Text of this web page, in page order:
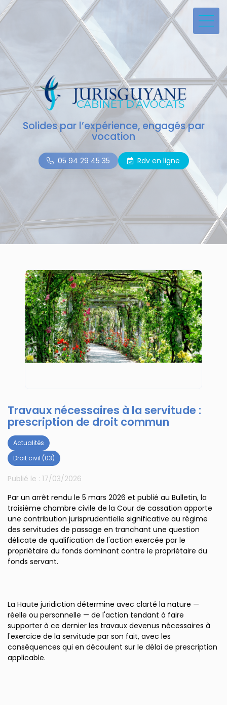
Solides par l’expérience, engagés par
vocation
05 94 29 45 35 Rdv en ligne
Travaux nécessaires à la servitude :
prescription de droit commun
Publié le : 17/03/2026
Actualités
Droit civil (03)
Par un arrêt rendu le 5 mars 2026 et publié au Bulletin, la
troisième chambre civile de la Cour de cassation apporte
une contribution jurisprudentielle significative au régime
des servitudes de passage en tranchant une question
délicate de qualification de l'action exercée par le
propriétaire du fonds dominant contre le propriétaire du
fonds servant.
La Haute juridiction détermine avec clarté la nature —
réelle ou personnelle — de l'action tendant à faire
supporter à ce dernier les travaux devenus nécessaires à
l'exercice de la servitude par son fait, avec les
conséquences qui en découlent sur le délai de prescription
applicable.